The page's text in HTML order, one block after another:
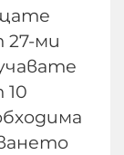
27-ми
10